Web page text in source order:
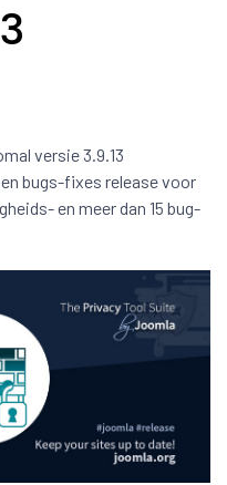
versie 3.9.13
bugs-fixes release voor
en meer dan 15 bug-